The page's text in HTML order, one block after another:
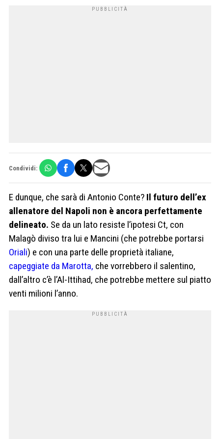
Condividi:
E dunque, che sarà di Antonio Conte? Il futuro dell’ex
allenatore del Napoli non è ancora perfettamente
delineato. Se da un lato resiste l’ipotesi Ct, con
Malagò diviso tra lui e Mancini (che potrebbe portarsi
Oriali) e con una parte delle proprietà italiane,
capeggiate da Marotta, che vorrebbero il salentino,
dall’altro c’è l’Al-Ittihad, che potrebbe mettere sul piatto
venti milioni l’anno.